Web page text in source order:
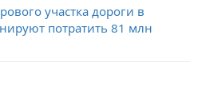
участка дороги в
потратить 81 млн